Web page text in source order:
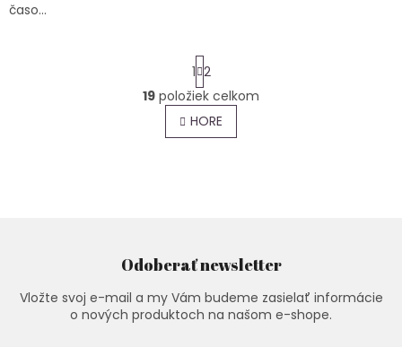
časo...
O
v
l
r
v
k
y
S
t
r
á
n
k
1 2
19 položiek celkom
HORE
Odoberať newsletter
Vložte svoj e-mail a my Vám budeme zasielať informácie
o nových produktoch na našom e-shope.